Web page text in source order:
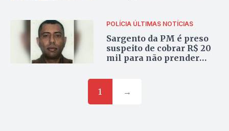
POLÍCIA ÚLTIMAS NOTÍCIAS
Sargento da PM é preso
suspeito de cobrar R$ 20
mil para não prender
1 →